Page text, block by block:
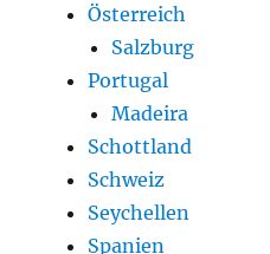
Österreich
Salzburg
Portugal
Madeira
Schottland
Schweiz
Seychellen
Spanien